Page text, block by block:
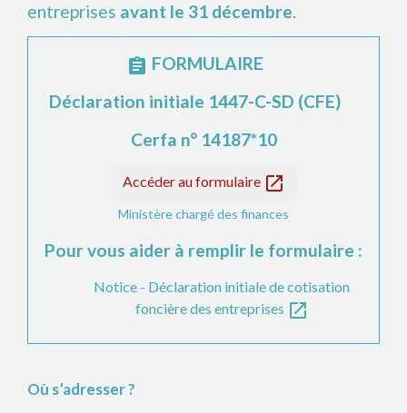
entreprises avant le 31 décembre.
assignment FORMULAIRE
Déclaration initiale 1447-C-SD (CFE)
Cerfa n° 14187*10
Accéder au formulaire open_in_new
Ministère chargé des finances
Pour vous aider à remplir le formulaire :
Notice - Déclaration initiale de cotisation
foncière des entreprises open_in_new
Où s’adresser ?